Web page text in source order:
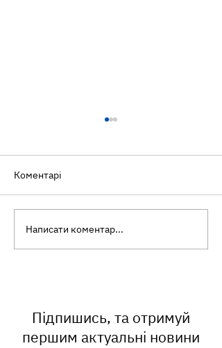
Всесвітній тиждень
підтримки грудного
Коментарі
Написати коментар...
Підпишись, та отримуй
першим актуальні новини